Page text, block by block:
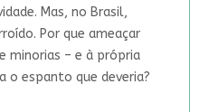
Mas, no Brasil,
Por que ameaçar
minorias – e à própria
o espanto que deveria?